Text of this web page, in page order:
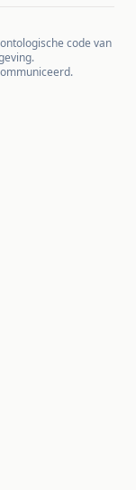
code van